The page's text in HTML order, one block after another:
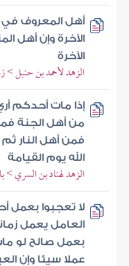
أهل المعروف في
الآخرة وإن أهل
الآخرة
الزهد لأحمد بن حنبل >
إذا مات أحدكم
من أهل الجنة
فمن أهل النار
الله يوم القيامة
الزهد لهناد بن السري
لا تعجبوا بعمل
العامل يعمل
بعمل صالح لو
عملا سيئا وإن